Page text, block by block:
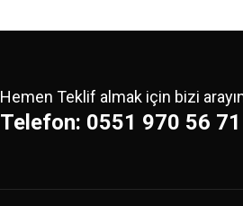
Hemen Teklif almak için bizi
Telefon: 0551 970 56 71